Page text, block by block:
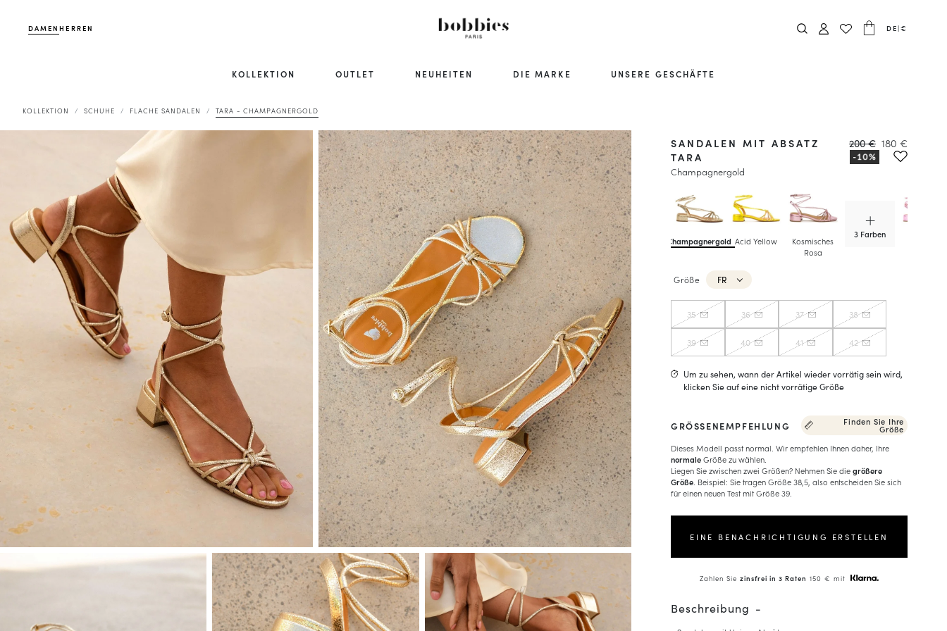
DAMENHERREN DE|€
KOLLEKTION OUTLET NEUHEITEN DIE MARKE UNSERE GESCHÄFTE
KOLLEKTION SCHUHE FLACHE SANDALEN TARA - CHAMPAGNERGOLD
Champagnergold Acid Yellow
Kosmisches
Rosa
3 Farben
SANDALEN MIT ABSATZ
TARA
Champagnergold
200 € 180 €
Größe FR
35 36 37 38
39 40 41 42
Um zu sehen, wann der Artikel wieder vorrätig sein wird,
klicken Sie auf eine nicht vorrätige Größe
GRÖSSENEMPFEHLUNG Finden Sie Ihre
Größe
Dieses Modell passt normal. Wir empfehlen Ihnen daher, Ihre
normaleGröße zu wählen.
Liegen Sie zwischen zwei Größen? Nehmen Sie diegrößere
Größe . Beispiel: Sie tragen Größe 38,5, also entscheiden Sie sich
für einen neuen Test mit Größe 39.
EINE BENACHRICHTIGUNG ERSTELLEN
Zahlen Siezinsfrei in 3 Raten 150 € mit
Beschreibung